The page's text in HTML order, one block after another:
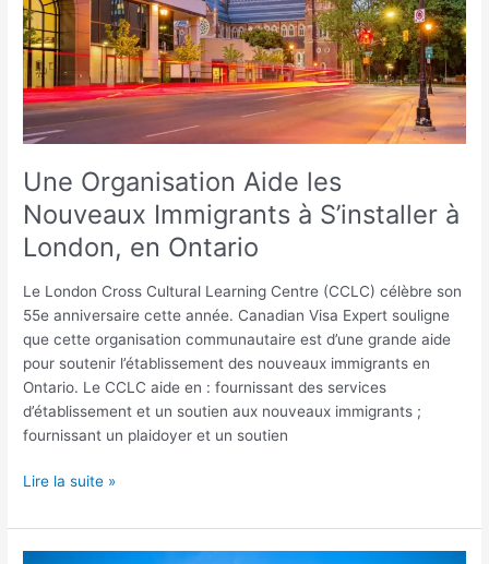
Une Organisation Aide les
Nouveaux Immigrants à S’installer à
London, en Ontario
Le London Cross Cultural Learning Centre (CCLC) célèbre son
55e anniversaire cette année. Canadian Visa Expert souligne
que cette organisation communautaire est d’une grande aide
pour soutenir l’établissement des nouveaux immigrants en
Ontario. Le CCLC aide en : fournissant des services
d’établissement et un soutien aux nouveaux immigrants ;
fournissant un plaidoyer et un soutien
Immigrants
à
S’installer
à
London,
en
Ontario
Lire la suite »